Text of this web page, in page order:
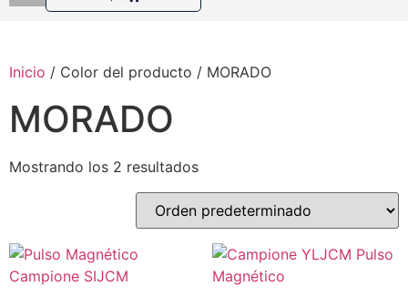
Inicio / Color del producto / MORADO
MORADO
Mostrando los 2 resultados